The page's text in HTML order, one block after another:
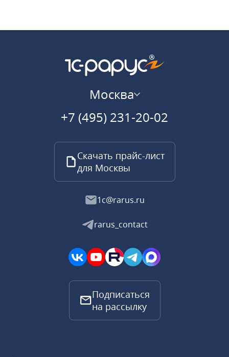
Москва
+7 (495) 231-20-02
Скачать прайс-лист
для Москвы
1c@rarus.ru
rarus_contact
Подписаться
на рассылку